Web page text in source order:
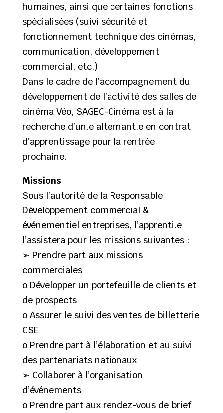
humaines, ainsi que certaines fonctions
spécialisées (suivi sécurité et
fonctionnement technique des cinémas,
communication, développement
commercial, etc.)
Dans le cadre de l’accompagnement du
développement de l’activité des salles de
cinéma Véo, SAGEC-Cinéma est à la
recherche d’un.e alternant.e en contrat
d’apprentissage pour la rentrée
prochaine.
Missions
Sous l’autorité de la Responsable
Développement commercial &
événementiel entreprises, l’apprenti.e
l’assistera pour les missions suivantes :
➢ Prendre part aux missions
commerciales
o Développer un portefeuille de clients et
de prospects
o Assurer le suivi des ventes de billetterie
CSE
o Prendre part à l’élaboration et au suivi
des partenariats nationaux
➢ Collaborer à l’organisation
d’événements
o Prendre part aux rendez-vous de brief